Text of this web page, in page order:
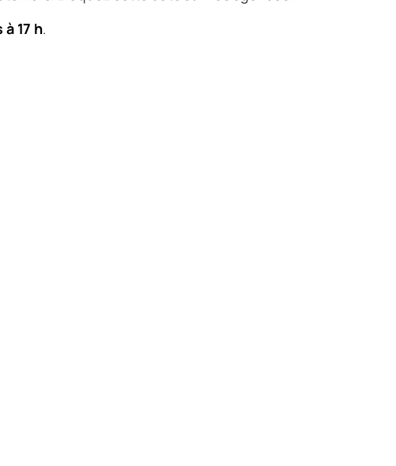
17 h.